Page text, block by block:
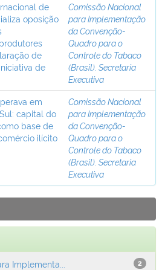
de
oposição
de
de
Comissão Nacional
para Implementação
da Convenção-
Quadro para o
Controle do Tabaco
(Brasil). Secretaria
Executiva
em
capital do
base de
ilícito
Comissão Nacional
para Implementação
da Convenção-
Quadro para o
Controle do Tabaco
(Brasil). Secretaria
Executiva
2
Implementa...